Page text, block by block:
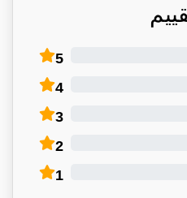
5
4
3
2
1